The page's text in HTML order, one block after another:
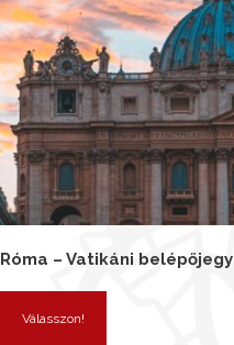
Róma – Vatikáni belépőjegy
Válasszon!